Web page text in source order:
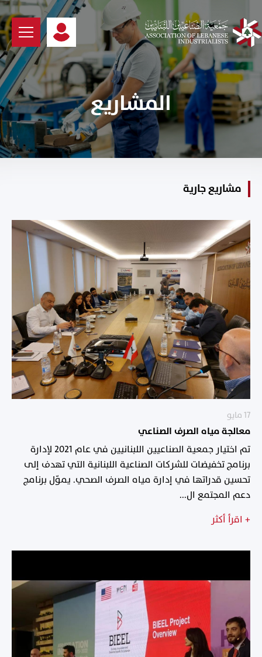
المشاريع
مشاريع جارية
17 مايو
معالجة مياه الصرف الصناعي
تم اختيار جمعية الصناعيين اللبنانيين في عام 2021 لإدارة
برنامج تخفيضات للشركات الصناعية اللبنانية التي تهدف إلى
تحسين قدراتها في إدارة مياه الصرف الصحي. يموّل برنامج
دعم المجتمع ال...
+ اقرأ أكثر